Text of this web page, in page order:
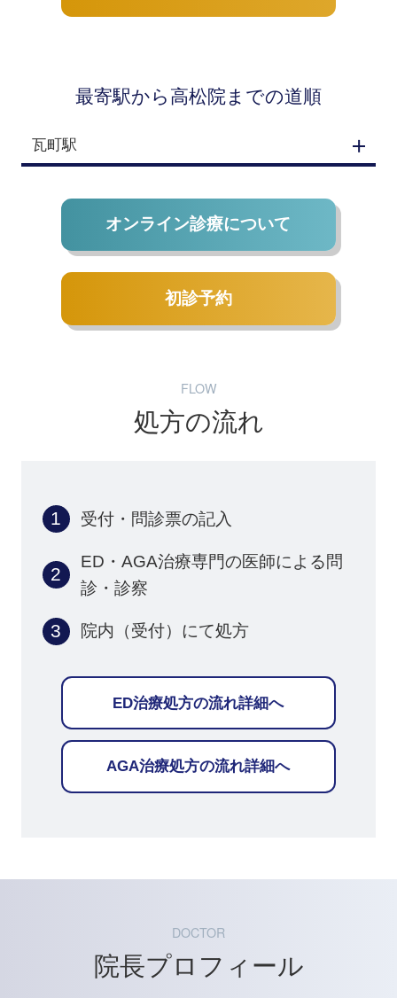
最寄駅から高松院までの道順
瓦町駅
オンライン診療について
初診予約
FLOW
処方の流れ
受付・問診票の記入
ED・AGA治療専門の医師による問
診・診察
院内（受付）にて処方
ED治療処方の流れ詳細へ
AGA治療処方の流れ詳細へ
DOCTOR
院長プロフィール